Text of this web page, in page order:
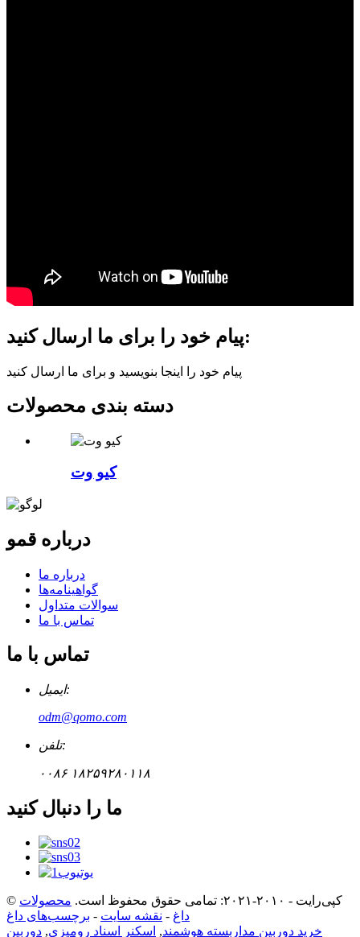
پیام خود را برای ما ارسال کنید:
پیام خود را اینجا بنویسید و برای ما ارسال کنید
دسته بندی محصولات
کیو وت
درباره قمو
درباره ما
گواهینامه‌ها
سوالات متداول
تماس با ما
تماس با ما
ایمیل:
odm@qomo.com
تلفن:
۰۰۸۶ ۱۸۲۵۹۲۸۰۱۱۸
ما را دنبال کنید
© کپی‌رایت - ۲۰۱۰-۲۰۲۱: تمامی حقوق محفوظ است.
محصولات
داغ - نقشه سایت - برچسب‌های داغ
خرید دوربین مداربسته هوشمند, اسکنر اسناد رومیزی, دوربین